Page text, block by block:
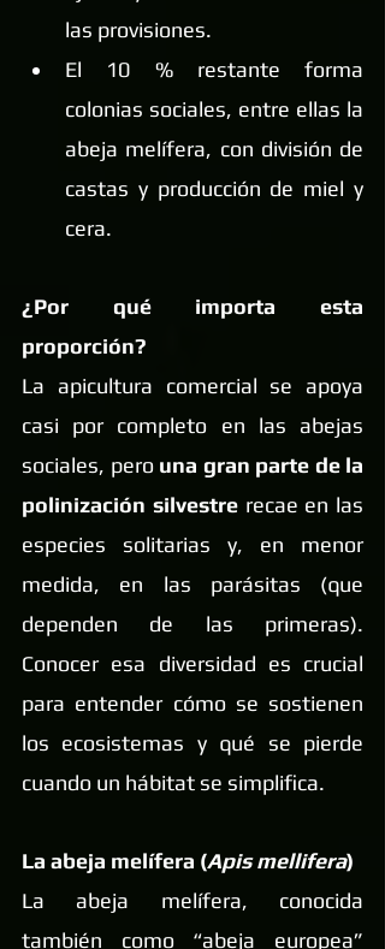
las provisiones.
El 10 % restante forma
colonias sociales, entre ellas la
abeja melífera, con división de
castas y producción de miel y
cera.
¿Por qué importa esta
proporción?
La apicultura comercial se apoya
casi por completo en las abejas
sociales, pero una gran parte de la
polinización silvestre recae en las
especies solitarias y, en menor
medida, en las parásitas (que
dependen de las primeras).
Conocer esa diversidad es crucial
para entender cómo se sostienen
los ecosistemas y qué se pierde
cuando un hábitat se simplifica.
La abeja melífera (Apis mellifera)
La abeja melífera, conocida
también como “abeja europea”